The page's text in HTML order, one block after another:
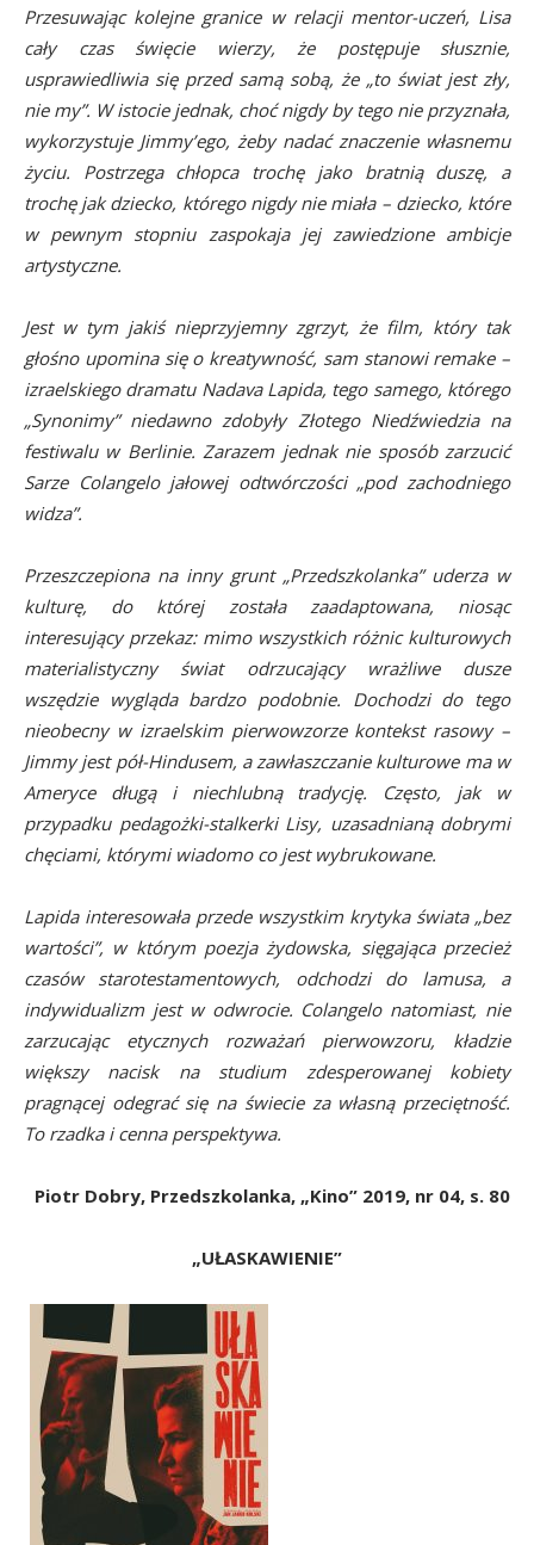
Przesuwając kolejne granice w relacji mentor-uczeń, Lisa
cały czas święcie wierzy, że postępuje słusznie,
usprawiedliwia się przed samą sobą, że „to świat jest zły,
nie my”. W istocie jednak, choć nigdy by tego nie przyznała,
wykorzystuje Jimmy’ego, żeby nadać znaczenie własnemu
życiu. Postrzega chłopca trochę jako bratnią duszę, a
trochę jak dziecko, którego nigdy nie miała – dziecko, które
w pewnym stopniu zaspokaja jej zawiedzione ambicje
artystyczne.
Jest w tym jakiś nieprzyjemny zgrzyt, że film, który tak
głośno upomina się o kreatywność, sam stanowi remake –
izraelskiego dramatu Nadava Lapida, tego samego, którego
„Synonimy” niedawno zdobyły Złotego Niedźwiedzia na
festiwalu w Berlinie. Zarazem jednak nie sposób zarzucić
Sarze Colangelo jałowej odtwórczości „pod zachodniego
widza”.
Przeszczepiona na inny grunt „Przedszkolanka” uderza w
kulturę, do której została zaadaptowana, niosąc
interesujący przekaz: mimo wszystkich różnic kulturowych
materialistyczny świat odrzucający wrażliwe dusze
wszędzie wygląda bardzo podobnie. Dochodzi do tego
nieobecny w izraelskim pierwowzorze kontekst rasowy –
Jimmy jest pół-Hindusem, a zawłaszczanie kulturowe ma w
Ameryce długą i niechlubną tradycję. Często, jak w
przypadku pedagożki-stalkerki Lisy, uzasadnianą dobrymi
chęciami, którymi wiadomo co jest wybrukowane.
Lapida interesowała przede wszystkim krytyka świata „bez
wartości”, w którym poezja żydowska, sięgająca przecież
czasów starotestamentowych, odchodzi do lamusa, a
indywidualizm jest w odwrocie. Colangelo natomiast, nie
zarzucając etycznych rozważań pierwowzoru, kładzie
większy nacisk na studium zdesperowanej kobiety
pragnącej odegrać się na świecie za własną przeciętność.
To rzadka i cenna perspektywa.
Piotr Dobry, Przedszkolanka, „Kino” 2019, nr 04, s. 80
„UŁASKAWIENIE”